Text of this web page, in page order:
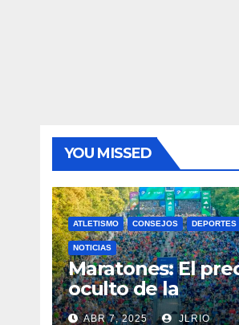
YOU MISSED
ATLETISMO CONSEJOS DEPORTES
NOTICIAS
Maratones: El
oculto de la
resistencia
ABR 7, 2025 JLRIO